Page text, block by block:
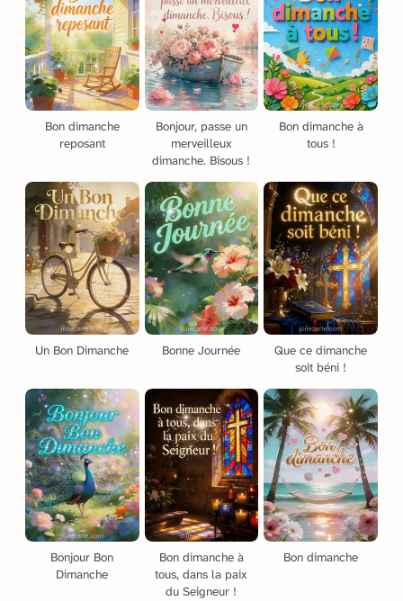
Bon dimanche
reposant
Bonjour, passe un
merveilleux
dimanche. Bisous !
Bon dimanche à
tous !
Un Bon Dimanche Bonne Journée
Que ce dimanche
soit béni !
Bonjour Bon
Dimanche
Bon dimanche à
tous, dans la paix
du Seigneur !
Bon dimanche